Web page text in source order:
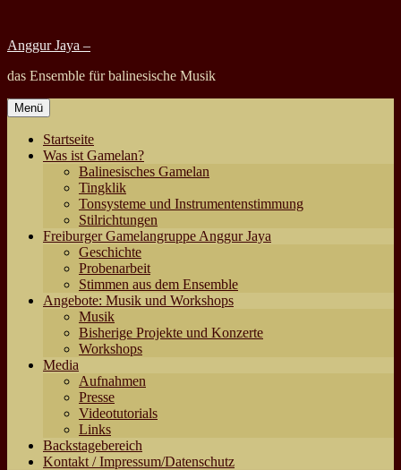
springen
Anggur Jaya –
das Ensemble für balinesische Musik
Menü
Startseite
Was ist Gamelan?
Balinesisches Gamelan
Tingklik
Tonsysteme und Instrumentenstimmung
Stilrichtungen
Freiburger Gamelangruppe Anggur Jaya
Geschichte
Probenarbeit
Stimmen aus dem Ensemble
Angebote: Musik und Workshops
Musik
Bisherige Projekte und Konzerte
Workshops
Media
Aufnahmen
Presse
Videotutorials
Links
Backstagebereich
Kontakt / Impressum/Datenschutz